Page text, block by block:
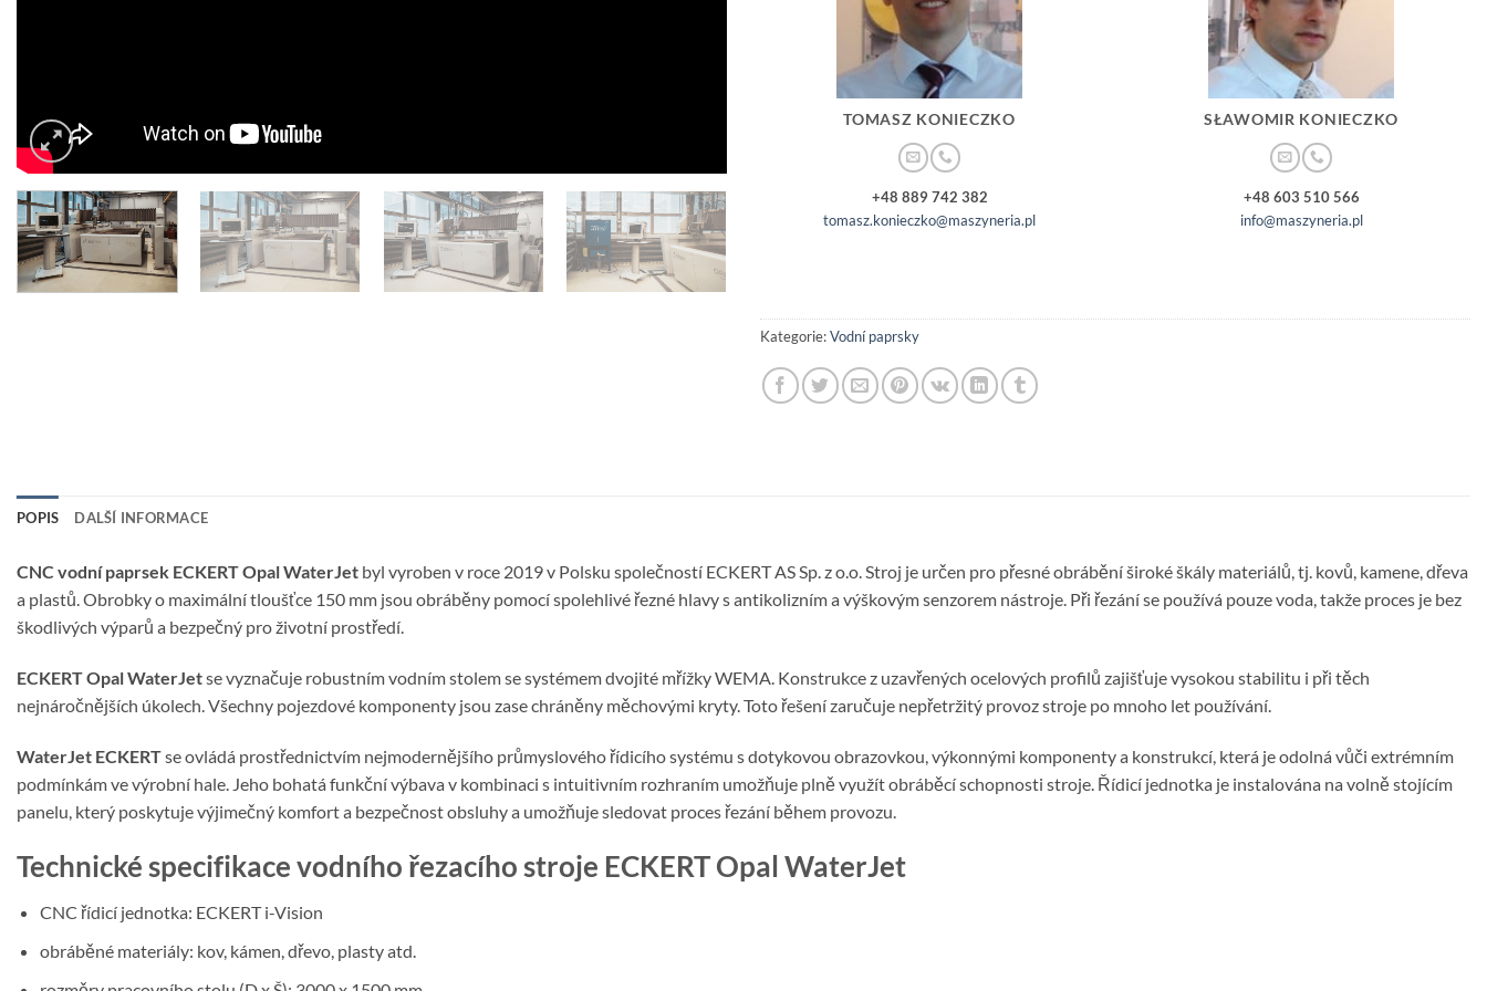
TOMASZ KONIECZKO
+48 889 742 382
tomasz.konieczko@maszyneria.pl
SŁAWOMIR KONIECZKO
+48 603 510 566
info@maszyneria.pl
Kategorie:Vodní paprsky
POPIS DALŠÍ INFORMACE
CNC vodní paprsek ECKERT Opal WaterJet byl vyroben v roce 2019 v Polsku společností ECKERT AS Sp. z o.o. Stroj je určen pro přesné obrábění široké škály materiálů, tj. kovů, kamene, dřeva
a plastů. Obrobky o maximální tloušťce 150 mm jsou obráběny pomocí spolehlivé řezné hlavy s antikolizním a výškovým senzorem nástroje. Při řezání se používá pouze voda, takže proces je bez
škodlivých výparů a bezpečný pro životní prostředí.
ECKERT Opal WaterJetse vyznačuje robustním vodním stolem se systémem dvojité mřížky WEMA. Konstrukce z uzavřených ocelových profilů zajišťuje vysokou stabilitu i při těch
nejnáročnějších úkolech. Všechny pojezdové komponenty jsou zase chráněny měchovými kryty. Toto řešení zaručuje nepřetržitý provoz stroje po mnoho let používání.
WaterJet ECKERTse ovládá prostřednictvím nejmodernějšího průmyslového řídicího systému s dotykovou obrazovkou, výkonnými komponenty a konstrukcí, která je odolná vůči extrémním
podmínkám ve výrobní hale. Jeho bohatá funkční výbava v kombinaci s intuitivním rozhraním umožňuje plně využít obráběcí schopnosti stroje. Řídicí jednotka je instalována na volně stojícím
panelu, který poskytuje výjimečný komfort a bezpečnost obsluhy a umožňuje sledovat proces řezání během provozu.
Technické specifikace vodního řezacího stroje ECKERT Opal WaterJet
CNC řídicí jednotka: ECKERT i-Vision
obráběné materiály: kov, kámen, dřevo, plasty atd.